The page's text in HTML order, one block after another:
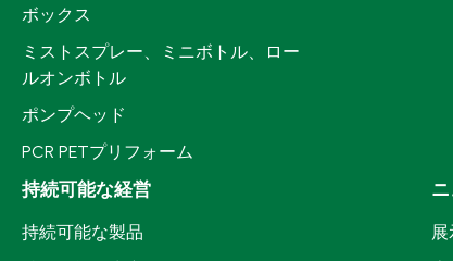
ボックス
ミストスプレー、ミニボトル、ロー
ルオンボトル
ポンプヘッド
PCR PETプリフォーム
持続可能な経営
持続可能な製品